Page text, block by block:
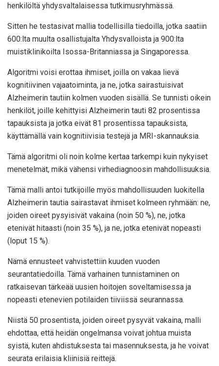
henkilöltä yhdysvaltalaisessa tutkimusryhmässä.
Sitten he testasivat mallia todellisilla tiedoilla, jotka saatiin
600:lta muulta osallistujalta Yhdysvalloista ja 900:lta
muistiklinikoilta Isossa-Britanniassa ja Singaporessa.
Algoritmi voisi erottaa ihmiset, joilla on vakaa lievä
kognitiivinen vajaatoiminta, ja ne, jotka sairastuisivat
Alzheimerin tautiin kolmen vuoden sisällä. Se tunnisti oikein
henkilöt, joille kehittyisi Alzheimerin tauti 82 prosentissa
tapauksista ja jotka eivät 81 prosentissa tapauksista,
käyttämällä vain kognitiivisia testejä ja MRI-skannauksia.
Tämä algoritmi oli noin kolme kertaa tarkempi kuin nykyiset
menetelmät, mikä vähensi virhediagnoosin mahdollisuuksia.
Tämä malli antoi tutkijoille myös mahdollisuuden luokitella
Alzheimerin tautia sairastavat ihmiset kolmeen ryhmään: ne,
joiden oireet pysyisivät vakaina (noin 50 %), ne, jotka
etenivät hitaasti (noin 35 %), ja ne, jotka etenivät nopeasti
(loput 15 %).
Nämä ennusteet vahvistettiin kuuden vuoden
seurantatiedoilla. Tämä varhainen tunnistaminen on
ratkaisevan tärkeää uusien hoitojen soveltamisessa ja
nopeasti etenevien potilaiden tiiviissä seurannassa.
Niistä 50 prosentista, joiden oireet pysyvät vakaina, malli
ehdottaa, että heidän ongelmansa voivat johtua muista
syistä, kuten ahdistuksesta tai masennuksesta, ja he voivat
seurata erilaisia ​​​​kliinisiä reittejä.